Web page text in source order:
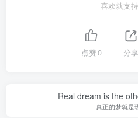
喜欢就支
点赞0 分享
Real dream is the
真正的梦就是